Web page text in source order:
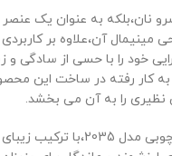
نان،بلکه به عنوان یک
مینیمال آن،علاوه بر
خود را با حسی از سادگی و
کار رفته در ساخت این
‌نظیری را به آن می ‌بخشد.
سبد فلزی مربع دسته چوبی مدل